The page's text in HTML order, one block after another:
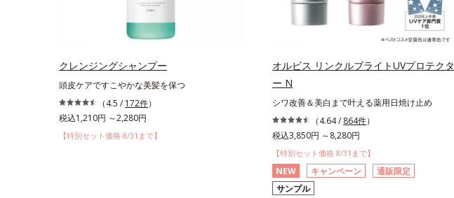
クレンジングシャンプー
頭皮ケアですこやかな美髪を保つ
（4.5 / 172件）
税込1,210円 ～2,280円
【特別セット価格 8/31まで】
オルビス リンクルブライトUVプロテクタ
ー N
シワ改善＆美白まで叶える薬用日焼け止め
（4.64 / 864件）
税込3,850円 ～8,280円
【特別セット価格 8/31まで】
NEW キャンペーン
通販限定
サンプル